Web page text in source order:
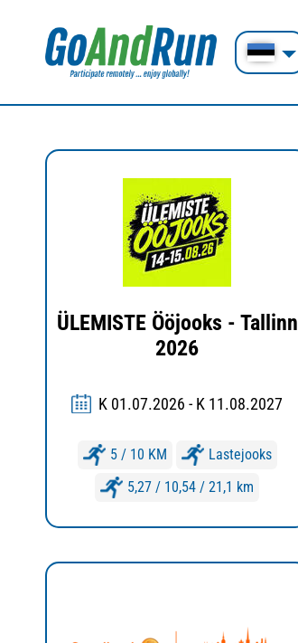
ÜLEMISTE Ööjooks - Tallinn
2026
K 01.07.2026 - K 11.08.2027
5 / 10 KM
Lastejooks
5,27 / 10,54 / 21,1 km